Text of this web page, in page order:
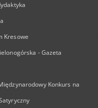
Kresowe
- Gazeta
Konkurs na